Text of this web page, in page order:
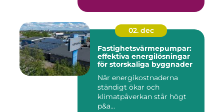
02. dec
Fastighetsvärmepumpar:
effektiva energilösningar
för storskaliga byggnader
När energikostnaderna
ständigt ökar och
klimatpåverkan står högt
p&a...